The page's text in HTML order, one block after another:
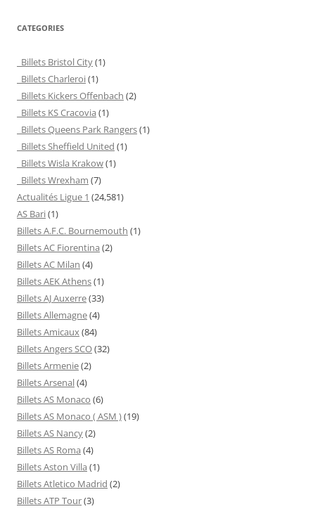
CATEGORIES
Billets Bristol City(1)
Billets Charleroi(1)
Billets Kickers Offenbach (2)
Billets KS Cracovia (1)
Billets Queens Park Rangers(1)
Billets Sheffield United (1)
Billets Wisla Krakow(1)
Billets Wrexham (7)
Actualités Ligue 1 (24,581)
AS Bari(1)
Billets A.F.C. Bournemouth (1)
Billets AC Fiorentina (2)
Billets AC Milan (4)
Billets AEK Athens(1)
Billets AJ Auxerre(33)
Billets Allemagne(4)
Billets Amicaux(84)
Billets Angers SCO(32)
Billets Armenie(2)
Billets Arsenal(4)
Billets AS Monaco (6)
Billets AS Monaco ( ASM )(19)
Billets AS Nancy(2)
Billets AS Roma (4)
Billets Aston Villa (1)
Billets Atletico Madrid (2)
Billets ATP Tour(3)